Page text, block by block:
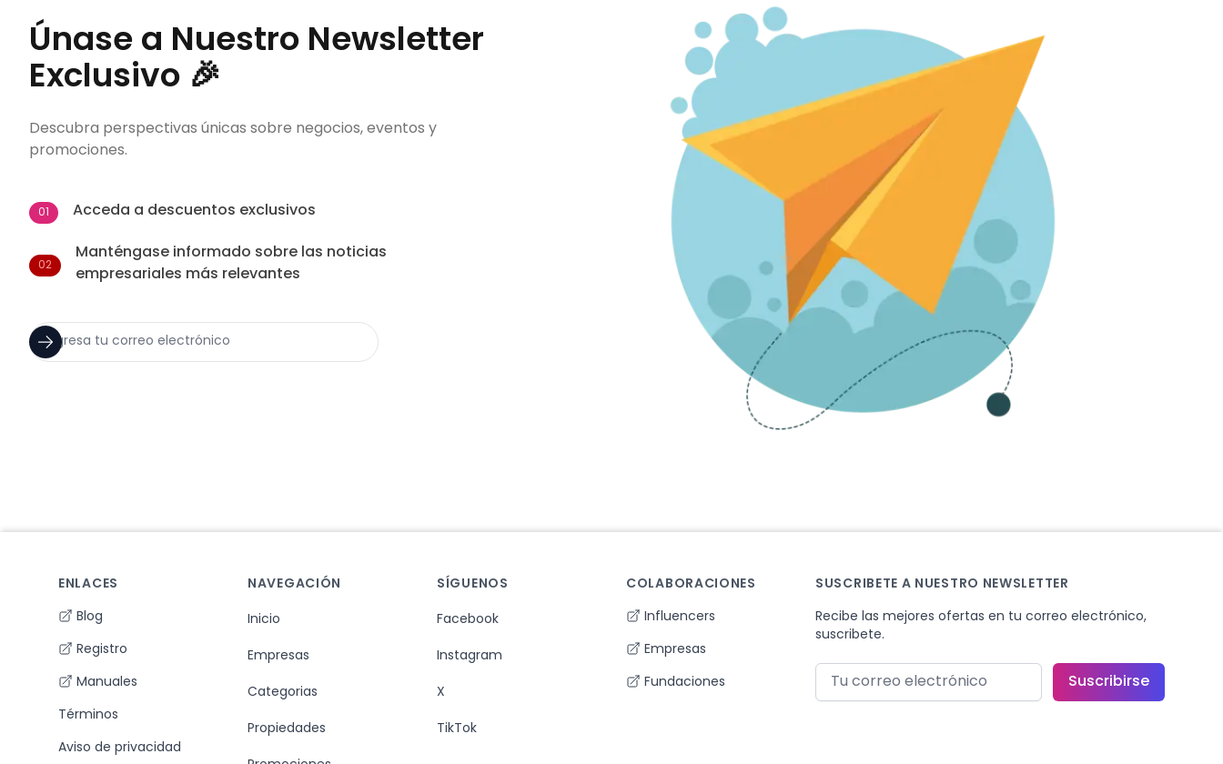
Únase a Nuestro Newsletter
Exclusivo 🎉
Descubra perspectivas únicas sobre negocios, eventos y
promociones.
01 Acceda a descuentos exclusivos
02
Manténgase informado sobre las noticias
empresariales más relevantes
ENLACES
Blog
Registro
Manuales
Términos
Aviso de privacidad
NAVEGACIÓN
Inicio
Empresas
Categorias
Propiedades
SÍGUENOS
Facebook
Instagram
X
TikTok
COLABORACIONES
Influencers
Empresas
Fundaciones
SUSCRIBETE A NUESTRO NEWSLETTER
Recibe las mejores ofertas en tu correo electrónico,
suscribete.
Correo electrónico
Suscribirse